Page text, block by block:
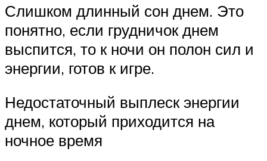
Слишком длинный сон днем. Это
понятно, если грудничок днем
выспится, то к ночи он полон сил и
энергии, готов к игре.
Недостаточный выплеск энергии
днем, который приходится на
ночное время